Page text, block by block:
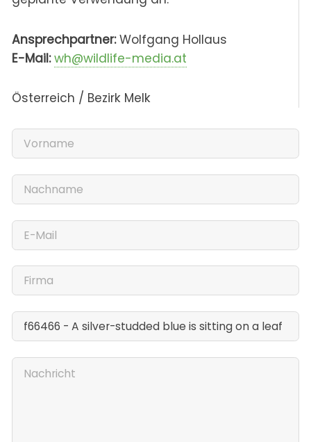
Ansprechpartner:Wolfgang Hollaus
E-Mail: wh@wildlife-media.at
Österreich / Bezirk Melk